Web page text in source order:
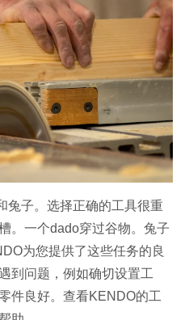
兔子。选择正确的工具很重
。一个dado穿过谷物。兔子
为您提供了这些任务的良
到问题，例如确切设置工
件良好。查看KENDO的工